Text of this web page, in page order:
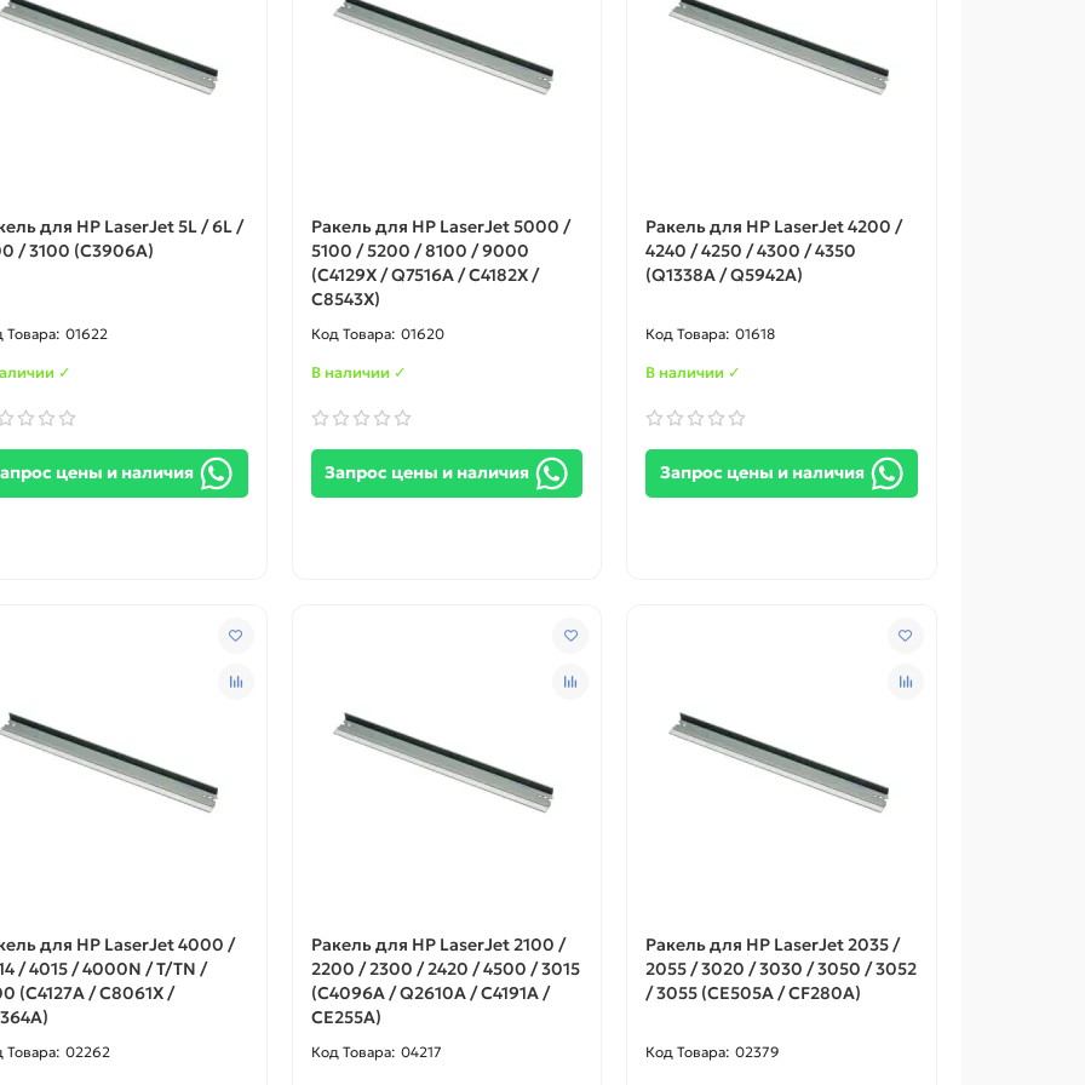
для HP LaserJet 5L / 6L /
/ 3100 (C3906A)
01622
✓
цены и наличия
Ракель для HP LaserJet 5000 /
5100 / 5200 / 8100 / 9000
(С4129X / Q7516A / C4182X /
C8543X)
01620
В наличии ✓
Запрос цены и наличия
Ракель для HP LaserJet 4200 /
4240 / 4250 / 4300 / 4350
(Q1338A / Q5942A)
01618
В наличии ✓
Запрос цены и наличия
для HP LaserJet 4000 /
/ 4015 / 4000N / T/TN /
(C4127A / C8061X /
02262
Ракель для HP LaserJet 2100 /
2200 / 2300 / 2420 / 4500 / 3015
(С4096А / Q2610A / C4191A /
CE255A)
04217
Ракель для HP LaserJet 2035 /
2055 / 3020 / 3030 / 3050 / 3052
/ 3055 (CE505A / CF280A)
02379